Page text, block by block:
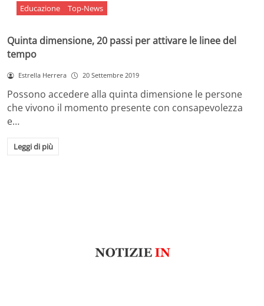
Educazione Top-News
Quinta dimensione, 20 passi per attivare le linee del
tempo
Estrella Herrera 20 Settembre 2019
Possono accedere alla quinta dimensione le persone
che vivono il momento presente con consapevolezza
e…
Leggi di più